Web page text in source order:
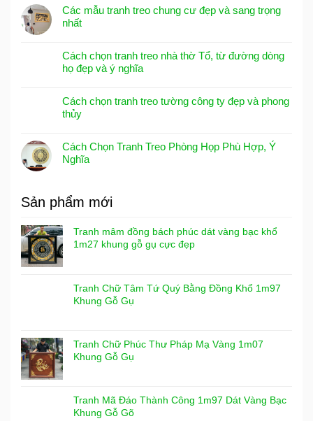
Các mẫu tranh treo chung cư đẹp và sang trọng
nhất
Cách chọn tranh treo nhà thờ Tổ, từ đường dòng
họ đẹp và ý nghĩa
Cách chọn tranh treo tường công ty đẹp và phong
thủy
Cách Chọn Tranh Treo Phòng Họp Phù Hợp, Ý
Nghĩa
Sản phẩm mới
Tranh mâm đồng bách phúc dát vàng bạc khổ
1m27 khung gỗ gụ cực đẹp
Tranh Chữ Tâm Tứ Quý Bằng Đồng Khổ 1m97
Khung Gỗ Gụ
Tranh Chữ Phúc Thư Pháp Mạ Vàng 1m07
Khung Gỗ Gụ
Tranh Mã Đáo Thành Công 1m97 Dát Vàng Bạc
Khung Gỗ Gõ